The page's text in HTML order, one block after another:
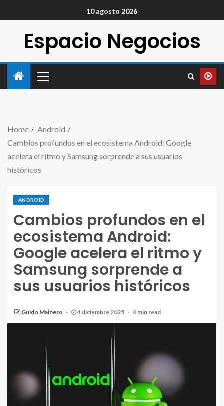
10 agosto 2026
Espacio Negocios
Home
Android
Cambios profundos en el ecosistema Android: Google
acelera el ritmo y Samsung sorprende a sus usuarios
históricos
ANDROID
Cambios profundos en el
ecosistema Android:
Google acelera el ritmo y
Samsung sorprende a
sus usuarios históricos
Guido Mainero 4 diciembre 2025 4 min read